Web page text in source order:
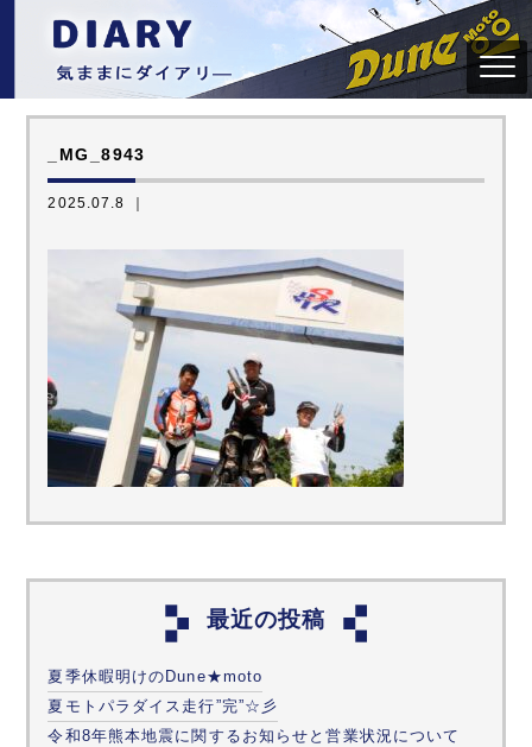
_MG_8943
2025.07.8 ｜
最近の投稿
夏季休暇明けのDune★moto
夏モトパラダイス走行”完”☆彡
令和8年熊本地震に関するお知らせと営業状況について